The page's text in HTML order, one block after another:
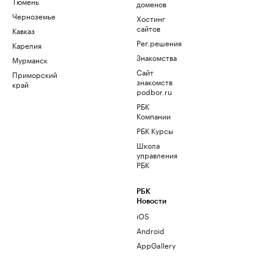
Черноземье
Кавказ
Карелия
Мурманск
Приморский
край
доменов
Хостинг
сайтов
Рег.решения
Знакомства
Сайт
знакомств
podbor.ru
РБК
Компании
РБК Курсы
Школа
управления
РБК
РБК
Новости
iOS
Android
AppGallery